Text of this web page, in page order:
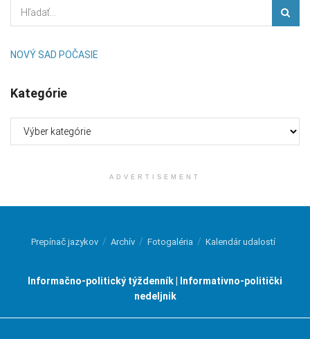
NOVÝ SAD POČASIE
Kategórie
ADVERTISEMENT
Prepínač jazykov Archív Fotogaléria Kalendár udalostí
Informačno-politický týždenník | Informativno-politički
nedeljnik